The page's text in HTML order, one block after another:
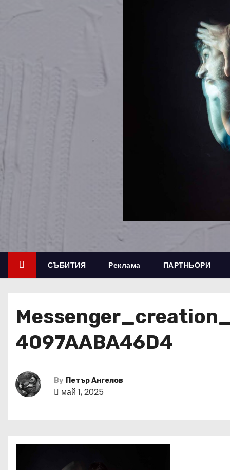
СЪБИТИЯ Реклама ПАРТНЬОРИ
4097AABA46D4
By Петър Ангелов
май 1, 2025